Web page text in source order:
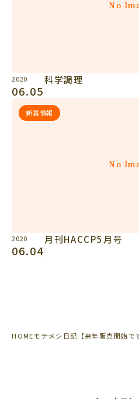
No
2020
06.05
科学調理
No
新着情報
2020
06.04
月刊HACCP5月号
HOMEモテメシ日記 【来年販売開始で